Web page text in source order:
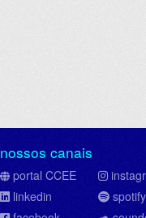
nossos canais
portal CCEE
linkedin
spotify